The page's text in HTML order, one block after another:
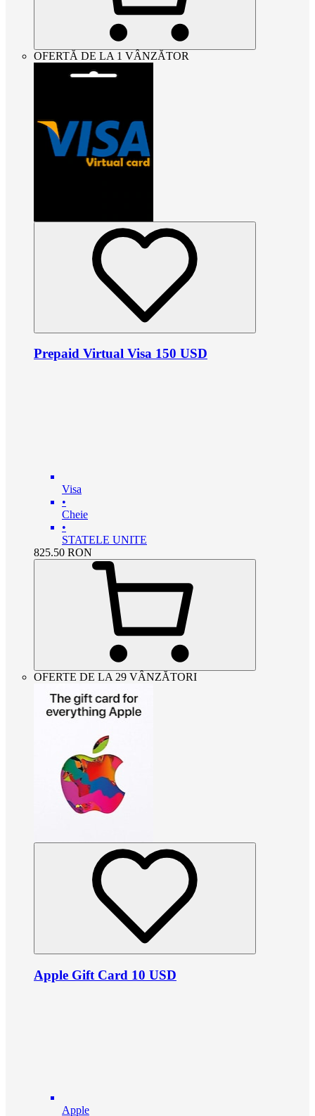
OFERTĂ DE LA 1 VÂNZĂTOR
Prepaid Virtual Visa 150 USD
Visa
•
Cheie
•
STATELE UNITE
825.50 RON
OFERTE DE LA 29 VÂNZĂTORI
Apple Gift Card 10 USD
Apple